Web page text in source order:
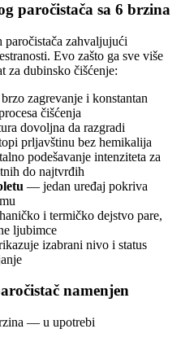
paročistača sa 6 brzina
zahvaljujući
Evo zašto ga sve više
za dubinsko čišćenje:
zagrevanje i konstantan
čišćenja
dovoljna da razgradi
prljavštinu bez hemikalija
podešavanje intenziteta za
do najtvrđih
— jedan uređaj pokriva
i termičko dejstvo pare,
ljubimce
izabrani nivo i status
namenjen